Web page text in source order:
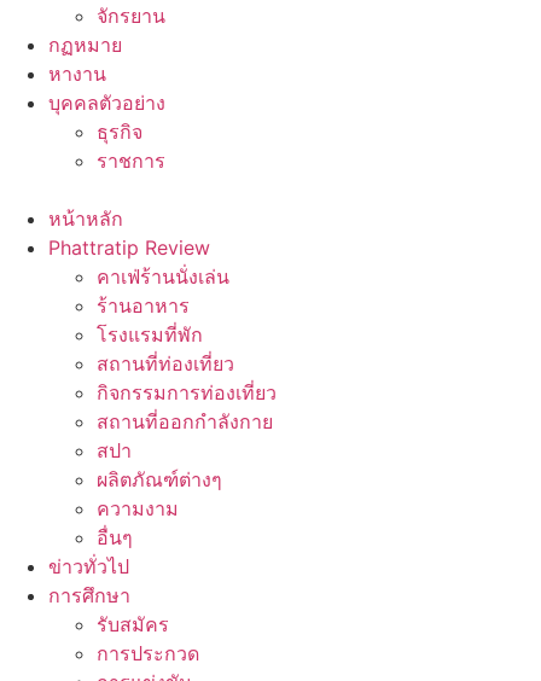
จักรยาน
กฏหมาย
หางาน
บุคคลตัวอย่าง
ธุรกิจ
ราชการ
หน้าหลัก
Phattratip Review
คาเฟ่ร้านนั่งเล่น
ร้านอาหาร
โรงแรมที่พัก
สถานที่ท่องเที่ยว
กิจกรรมการท่องเที่ยว
สถานที่ออกกำลังกาย
สปา
ผลิตภัณฑ์ต่างๆ
ความงาม
อื่นๆ
ข่าวทั่วไป
การศึกษา
รับสมัคร
การประกวด